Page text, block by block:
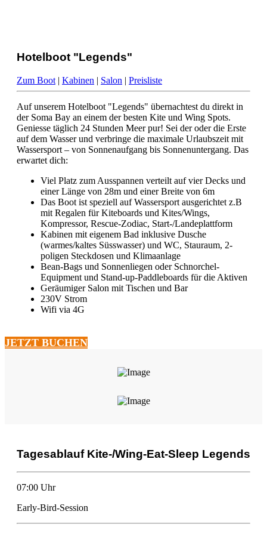
Hotelboot "Legends"
Zum Boot | Kabinen | Salon | Preisliste
Auf unserem Hotelboot "Legends" übernachtest du direkt in
der Soma Bay an einem der besten Kite und Wing Spots.
Geniesse täglich 24 Stunden Meer pur! Sei der oder die Erste
auf dem Wasser und verbringe die maximale Urlaubszeit mit
Wassersport – von Sonnenaufgang bis Sonnenuntergang. Das
erwartet dich:
Viel Platz zum Ausspannen verteilt auf vier Decks und
einer Länge von 28m und einer Breite von 6m
Das Boot ist speziell auf Wassersport ausgerichtet z.B
mit Regalen für Kiteboards und Kites/Wings,
Kompressor, Rescue-Zodiac, Start-/Landeplattform
Kabinen mit eigenem Bad inklusive Dusche
(warmes/kaltes Süsswasser) und WC, Stauraum, 2-
poligen Steckdosen und Klimaanlage
Bean-Bags und Sonnenliegen oder Schnorchel-
Equipment und Stand-up-Paddleboards für die Aktiven
Geräumiger Salon mit Tischen und Bar
230V Strom
Wifi via 4G
JETZT BUCHEN
Tagesablauf Kite-/Wing-Eat-Sleep Legends
07:00 Uhr
Early-Bird-Session